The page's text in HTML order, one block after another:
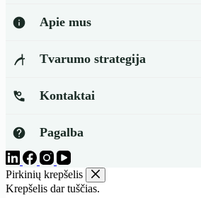
Apie mus
Tvarumo strategija
Kontaktai
Pagalba
Pirkinių krepšelis
Krepšelis dar tuščias.